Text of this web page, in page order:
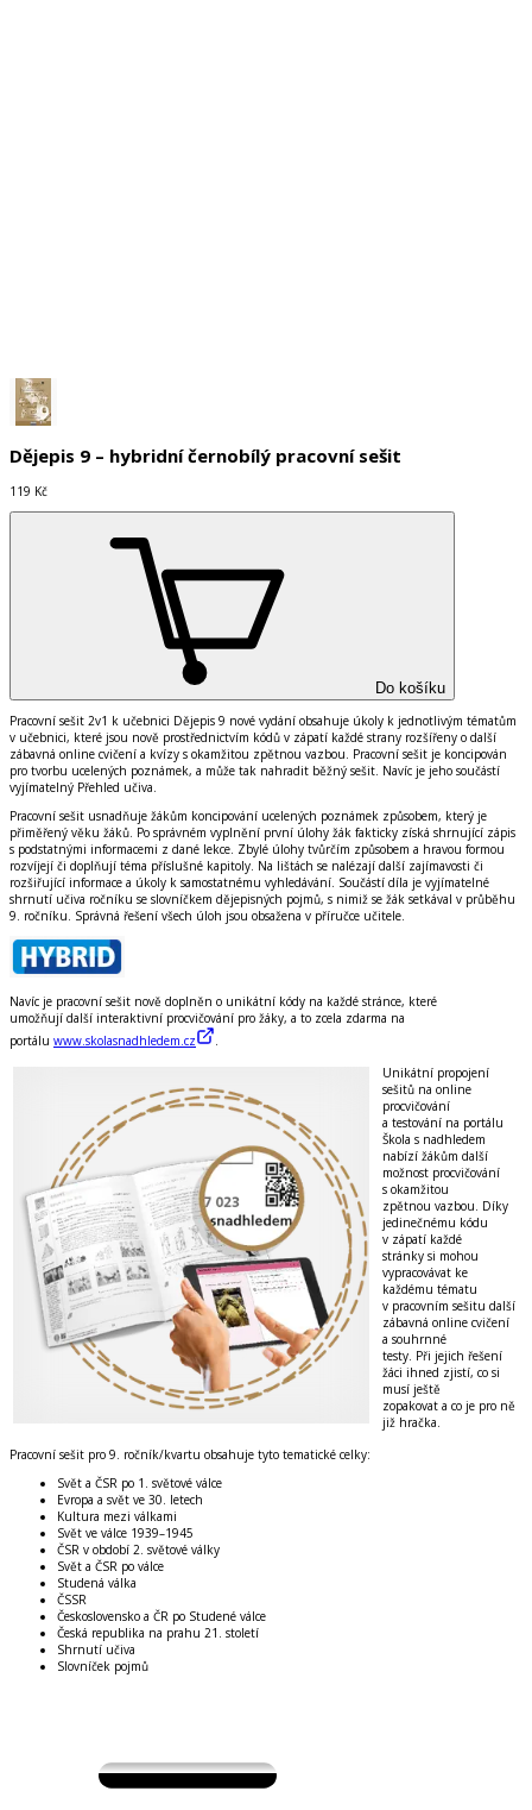
Dějepis 9 – hybridní černobílý pracovní sešit
119 Kč
Do košíku
Pracovní sešit 2v1 k učebnici Dějepis 9 nové vydání obsahuje úkoly k jednotlivým tématům
v učebnici, které jsou nově prostřednictvím kódů v zápatí každé strany rozšířeny o další
zábavná online cvičení a kvízy s okamžitou zpětnou vazbou. Pracovní sešit je koncipován
pro tvorbu ucelených poznámek, a může tak nahradit běžný sešit. Navíc je jeho součástí
vyjímatelný Přehled učiva.
Pracovní sešit usnadňuje žákům koncipování ucelených poznámek způsobem, který je
přiměřený věku žáků. Po správném vyplnění první úlohy žák fakticky získá shrnující zápis
s podstatnými informacemi z dané lekce. Zbylé úlohy tvůrčím způsobem a hravou formou
rozvíjejí či doplňují téma příslušné kapitoly. Na lištách se nalézají další zajímavosti či
rozšiřující informace a úkoly k samostatnému vyhledávání. Součástí díla je vyjímatelné
shrnutí učiva ročníku se slovníčkem dějepisných pojmů, s nimiž se žák setkával v průběhu
9. ročníku. Správná řešení všech úloh jsou obsažena v příručce učitele.
Navíc je pracovní sešit nově doplněn o unikátní kódy na každé stránce, které
umožňují další interaktivní procvičování pro žáky, a to zcela zdarma na
portálu www.skolasnadhledem.cz
Unikátní propojení
sešitů na online
procvičování
a testování na portálu
Škola s nadhledem
nabízí žákům další
možnost procvičování
s okamžitou
zpětnou vazbou. Díky
jedinečnému kódu
v zápatí každé
stránky si mohou
vypracovávat ke
každému tématu
v pracovním sešitu další
zábavná online cvičení
a souhrnné
testy. Při jejich řešení
žáci ihned zjistí, co si
musí ještě
zopakovat a co je pro ně
již hračka.
Pracovní sešit pro 9. ročník/kvartu obsahuje tyto tematické celky:
Svět a ČSR po 1. světové válce
Evropa a svět ve 30. letech
Kultura mezi válkami
Svět ve válce 1939–1945
ČSR v období 2. světové války
Svět a ČSR po válce
Studená válka
ČSSR
Československo a ČR po Studené válce
Česká republika na prahu 21. století
Shrnutí učiva
Slovníček pojmů